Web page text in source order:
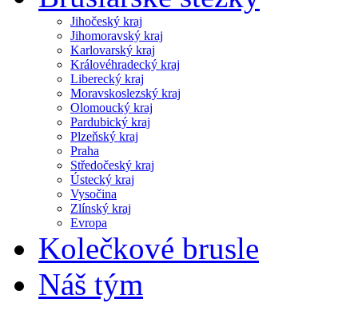
Jihočeský kraj
Jihomoravský kraj
Karlovarský kraj
Královéhradecký kraj
Liberecký kraj
Moravskoslezský kraj
Olomoucký kraj
Pardubický kraj
Plzeňský kraj
Praha
Středočeský kraj
Ústecký kraj
Vysočina
Zlínský kraj
Evropa
Kolečkové brusle
Náš tým